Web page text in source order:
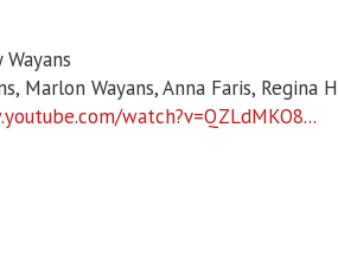
Marlon Wayans, Anna Faris, Regina
watch?v=QZLdMKO8...